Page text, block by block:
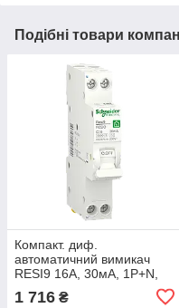
Подібні товари
Компакт. диф.
автоматичний вимикач
RESI9 16А, 30мA, 1P+N,
1 716 ₴